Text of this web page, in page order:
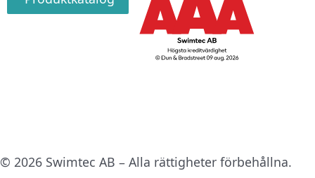
© 2026 Swimtec AB – Alla rättigheter förbehållna.